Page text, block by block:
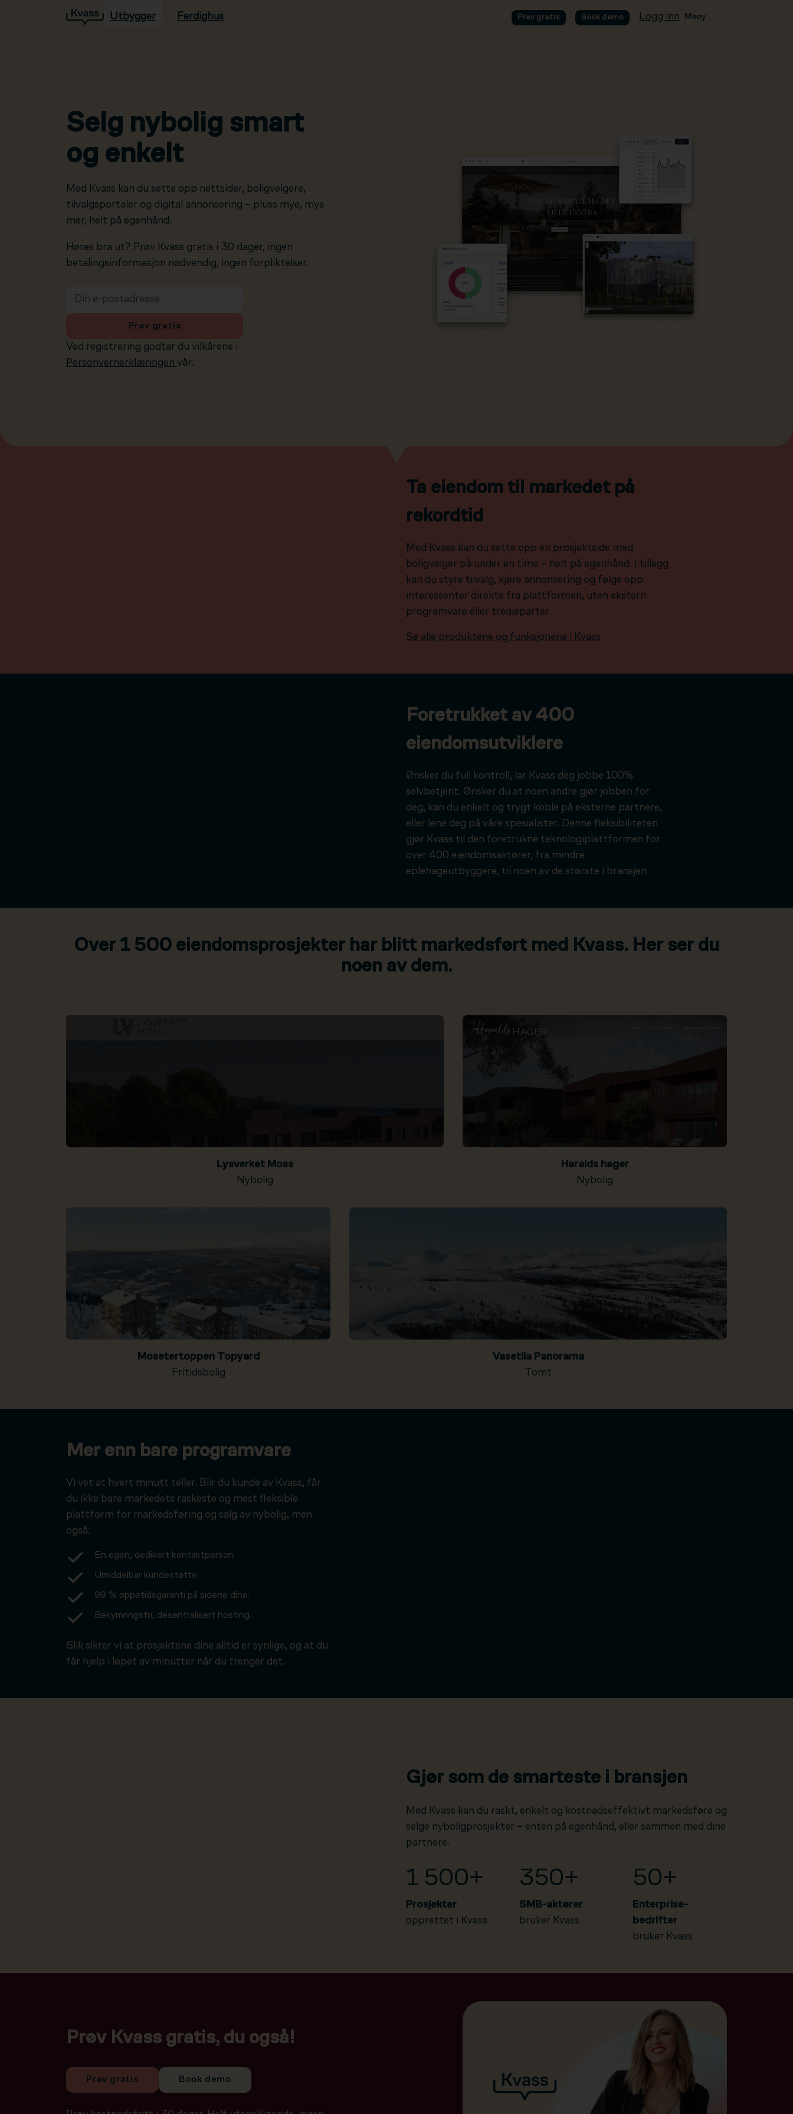
Hopp til hovedinnholdUtbygger Ferdighus Prøv gratis Book demo Logg inn Meny
Selg nybolig smart
og enkelt
Med Kvass kan du sette opp nettsider, boligvelgere,
tilvalgsportaler og digital annonsering – pluss mye, mye
mer, helt på egenhånd.
Høres bra ut? Prøv Kvass gratis i 30 dager, ingen
betalingsinformasjon nødvendig, ingen forpliktelser.
Ved registrering godtar du vilkårene i
Personvernerklæringen vår.
Prøv gratis
Ta eiendom til markedet på
rekordtid
Med Kvass kan du sette opp en prosjektside med
boligvelger på under én time – helt på egenhånd. I tillegg
kan du styre tilvalg, kjøre annonsering og følge opp
interessenter direkte fra plattformen, uten ekstern
programvare eller tredjeparter.
Se alle produktene og funksjonene i Kvass
Foretrukket av 400
eiendomsutviklere
Ønsker du full kontroll, lar Kvass deg jobbe 100%
selvbetjent. Ønsker du at noen andre gjør jobben for
deg, kan du enkelt og trygt koble på eksterne partnere,
eller lene deg på våre spesialister. Denne fleksibiliteten
gjør Kvass til den foretrukne teknologiplattformen for
over 400 eiendomsaktører, fra mindre
eplehageutbyggere, til noen av de største i bransjen.
Over 1 500 eiendomsprosjekter har blitt markedsført med Kvass. Her ser du
noen av dem.
Lysverket Moss
Nybolig
Haralds hager
Nybolig
Mosetertoppen Topyard
Fritidsbolig
Vasetlia Panorama
Tomt
Mer enn bare programvare
Vi vet at hvert minutt teller. Blir du kunde av Kvass, får
du ikke bare markedets raskeste og mest fleksible
plattform for markedsføring og salg av nybolig, men
også:
En egen, dedikert kontaktperson.
Umiddelbar kundestøtte.
99 % oppetidsgaranti på sidene dine.
Bekymringsfri, desentralisert hosting.
Slik sikrer vi at prosjektene dine alltid er synlige, og at du
får hjelp i løpet av minutter når du trenger det.
Gjør som de smarteste i bransjen
Med Kvass kan du raskt, enkelt og kostnadseffektivt markedsføre og
selge nyboligprosjekter – enten på egenhånd, eller sammen med dine
partnere.
1 500+
Prosjekter
opprettet i Kvass
350+
SMB-aktører
bruker Kvass
50+
Enterprise-
bedrifter
bruker Kvass
Prøv Kvass gratis, du også!
Prøv gratis Book demo